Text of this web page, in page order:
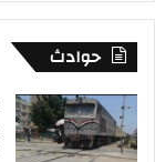
حوادث